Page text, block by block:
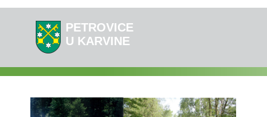
PETROVICE
U KARVINE